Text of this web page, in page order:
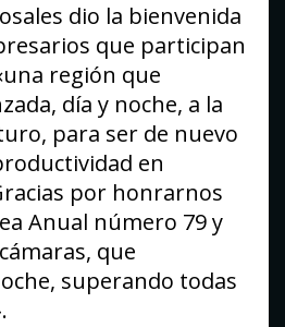
dio la bienvenida
que participan
región que
día y noche, a la
para ser de nuevo
en
por honrarnos
Anual número 79 y
que
superando todas